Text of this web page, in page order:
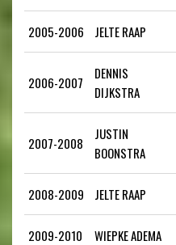
2005-2006 JELTE RAAP
2006-2007
DENNIS
DIJKSTRA
2007-2008
JUSTIN
BOONSTRA
2008-2009 JELTE RAAP
2009-2010 WIEPKE ADEMA